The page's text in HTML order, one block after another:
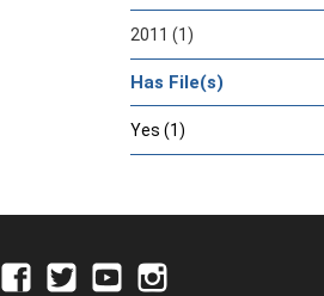
2011 (1)
Has File(s)
Yes (1)